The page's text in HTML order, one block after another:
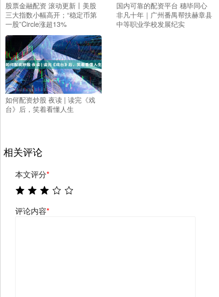
股票金融配资 滚动更新丨美股
三大指数小幅高开；“稳定币第
一股”Circle涨超13%
国内可靠的配资平台 穗毕同心
非凡十年｜广州番禺帮扶赫章县
中等职业学校发展纪实
如何配资炒股 夜读 | 读完《戏
台》后，笑着看懂人生
相关评论
本文评分*
评论内容*